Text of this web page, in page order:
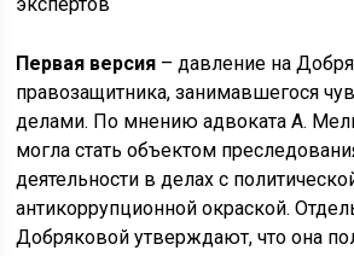
Первая версия – давление на
правозащитника, занимавшегося
делами. По мнению адвоката А.
могла стать объектом
деятельности в делах с
антикоррупционной окраской.
Добряковой утверждают, что она